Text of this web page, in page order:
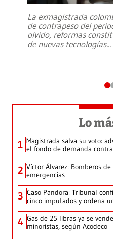
La exmagistrada
de contrapeso del
olvido, reformas
de nuevas tecnologías...
Lo
1 Magistrada salva su voto:
el fondo de demanda
2 Víctor Álvarez: Bomberos
emergencias
3 Caso Pandora: Tribunal
cinco imputados y ordena
4 Gas de 25 libras ya se
minoristas, según Acodeco